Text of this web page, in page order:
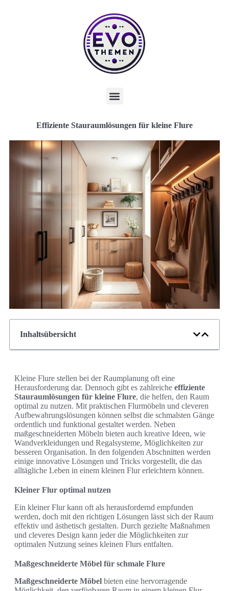
Effiziente Stauraumlösungen für kleine Flure
Inhaltsübersicht
Kleine Flure stellen bei der Raumplanung oft eine
Herausforderung dar. Dennoch gibt es zahlreiche effiziente
Stauraumlösungen für kleine Flure, die helfen, den Raum
optimal zu nutzen. Mit praktischen Flurmöbeln und cleveren
Aufbewahrungslösungen können selbst die schmalsten Gänge
ordentlich und funktional gestaltet werden. Neben
maßgeschneiderten Möbeln bieten auch kreative Ideen, wie
Wandverkleidungen und Regalsysteme, Möglichkeiten zur
besseren Organisation. In den folgenden Abschnitten werden
einige innovative Lösungen und Tricks vorgestellt, die das
alltägliche Leben in einem kleinen Flur erleichtern können.
Kleiner Flur optimal nutzen
Ein kleiner Flur kann oft als herausfordernd empfunden
werden, doch mit den richtigen Lösungen lässt sich der Raum
effektiv und ästhetisch gestalten. Durch gezielte Maßnahmen
und cleveres Design kann jeder die Möglichkeiten zur
optimalen Nutzung seines kleinen Flurs entfalten.
Maßgeschneiderte Möbel für schmale Flure
Maßgeschneiderte Möbel bieten eine hervorragende